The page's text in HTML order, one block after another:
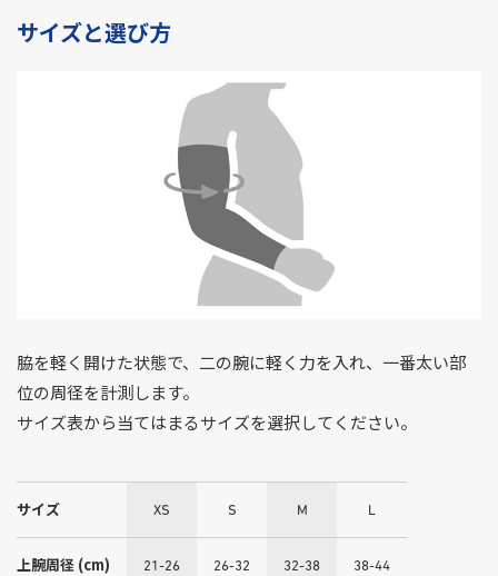
サイズと選び方
脇を軽く開けた状態で、二の腕に軽く力を入れ、一番太い部
位の周径を計測します。
サイズ表から当てはまるサイズを選択してください。
サイズ XS S M L
上腕周径 (cm) 21-26 26-32 32-38 38-44